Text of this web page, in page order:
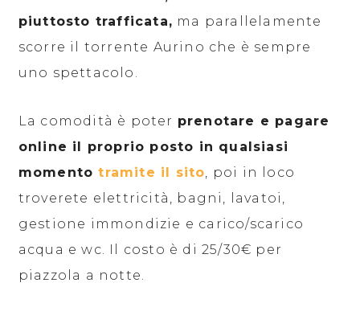
piuttosto trafficata, ma parallelamente
scorre il torrente Aurino che è sempre
uno spettacolo.
La comodità è poter prenotare e pagare
online il proprio posto in qualsiasi
momentotramite il sito, poi in loco
troverete elettricità, bagni, lavatoi,
gestione immondizie e carico/scarico
acqua e wc. Il costo è di 25/30€ per
piazzola a notte.